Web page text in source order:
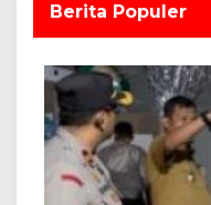
Berita Populer